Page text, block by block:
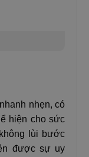
nhẹn, có
hiện cho sức
lùi bước
được sự uy